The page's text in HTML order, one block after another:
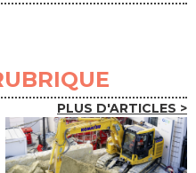
PLUS D'ARTICLES >